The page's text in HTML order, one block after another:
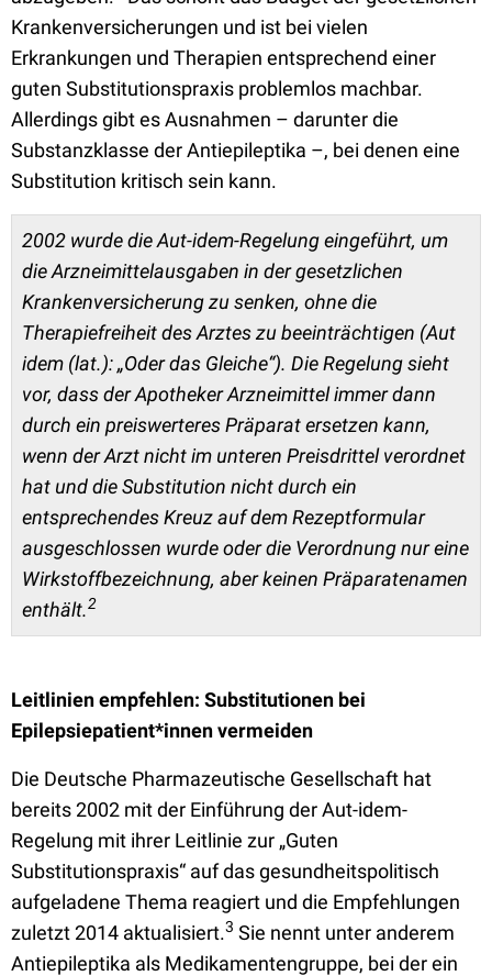
Krankenversicherungen und ist bei vielen
Erkrankungen und Therapien entsprechend einer
guten Substitutionspraxis problemlos machbar.
Allerdings gibt es Ausnahmen – darunter die
Substanzklasse der Antiepileptika –, bei denen eine
Substitution kritisch sein kann.
2002 wurde die Aut-idem-Regelung eingeführt, um
die Arzneimittelausgaben in der gesetzlichen
Krankenversicherung zu senken, ohne die
Therapiefreiheit des Arztes zu beeinträchtigen (Aut
idem (lat.): „Oder das Gleiche“). Die Regelung sieht
vor, dass der Apotheker Arzneimittel immer dann
durch ein preiswerteres Präparat ersetzen kann,
wenn der Arzt nicht im unteren Preisdrittel verordnet
hat und die Substitution nicht durch ein
entsprechendes Kreuz auf dem Rezeptformular
ausgeschlossen wurde oder die Verordnung nur eine
Wirkstoffbezeichnung, aber keinen Präparatenamen
enthält.2
Leitlinienempfehlen: Substitutionen bei
Epilepsiepatient*innen vermeiden
Die Deutsche Pharmazeutische Gesellschaft hat
bereits 2002 mit der Einführung der Aut-idem-
Regelung mit ihrer Leitlinie zur „Guten
Substitutionspraxis“ auf das gesundheitspolitisch
aufgeladene Thema reagiert und die Empfehlungen
zuletzt 2014 aktualisiert.3 Sie nennt unter anderem
Antiepileptika als Medikamentengruppe, bei der ein